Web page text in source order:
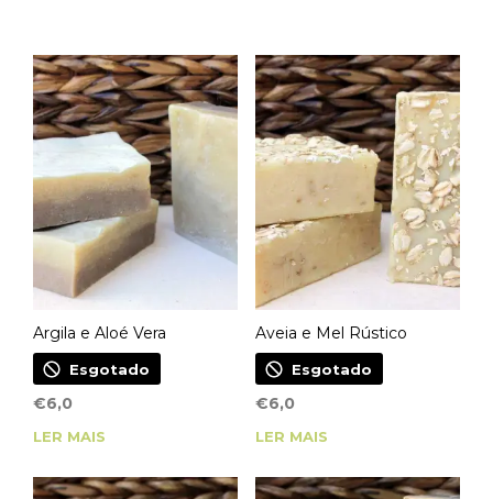
Argila e Aloé Vera
Esgotado
€6,0
LER MAIS
Aveia e Mel Rústico
Esgotado
€6,0
LER MAIS